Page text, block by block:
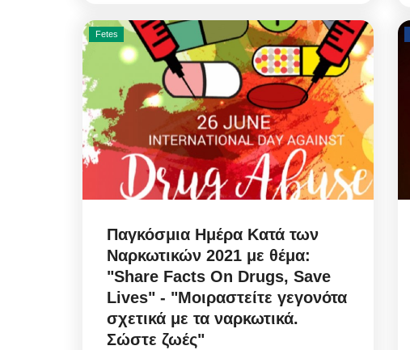
Fetes
Παγκόσμια Ημέρα Κατά των
Ναρκωτικών 2021 με θέμα:
"Share Facts On Drugs, Save
Lives" - "Μοιραστείτε γεγονότα
σχετικά με τα ναρκωτικά.
Σώστε ζωές"